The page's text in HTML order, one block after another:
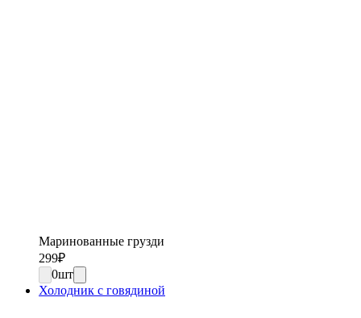
Маринованные грузди
299₽
0шт
Холодник с говядиной